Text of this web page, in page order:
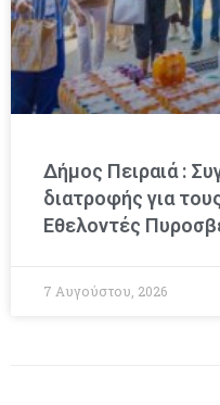
Δήμος Πειραιά :
διατροφής για
Εθελοντές
7 Αυγούστου, 2026